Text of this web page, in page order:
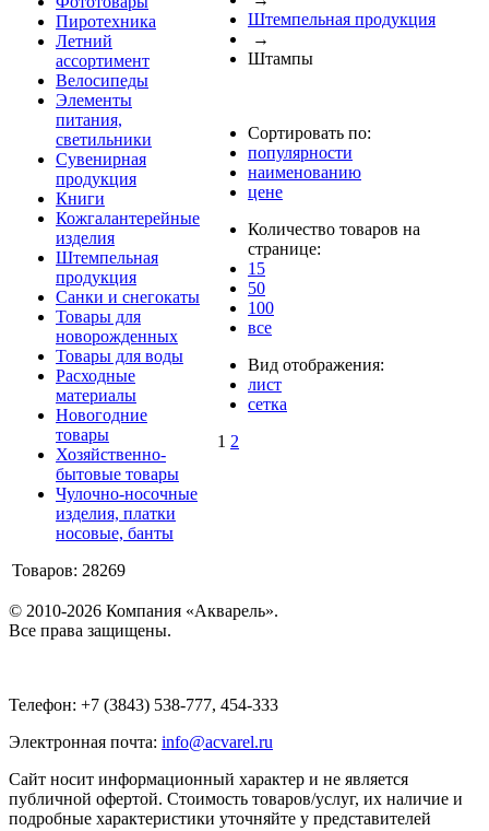
Пиротехника
Летний
ассортимент
Велосипеды
Элементы
питания,
светильники
Сувенирная
продукция
Книги
Кожгалантерейные
изделия
Штемпельная
продукция
Санки и снегокаты
Товары для
новорожденных
Товары для воды
Расходные
материалы
Новогодние
товары
Хозяйственно-
бытовые товары
Чулочно-носочные
изделия, платки
носовые, банты
Товаров: 28269
Штемпельная продукция
→
Штампы
Сортировать по:
популярности
наименованию
цене
Количество товаров на
странице:
15
50
100
все
Вид отображения:
лист
сетка
1 2
© 2010-2026 Компания «Акварель».
Все права защищены.
Телефон: +7 (3843) 538-777, 454-333
Электронная почта: info@acvarel.ru
Сайт носит информационный характер и не является
публичной офертой. Стоимость товаров/услуг, их наличие и
подробные характеристики уточняйте у представителей